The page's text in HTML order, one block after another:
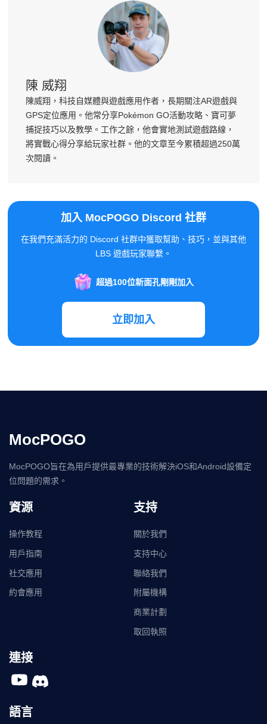
陳 威翔
陳威翔，科技自媒體與遊戲應用作者，長期關注AR遊戲與
GPS定位應用。他常分享Pokémon GO活動攻略、寶可夢
捕捉技巧以及教學。工作之餘，他會實地測試遊戲路線，
將實戰心得分享給玩家社群。他的文章至今累積超過250萬
次閱讀。
加入 MocPOGO Discord 社群
在我們充滿活力的 Discord 社群中獲取幫助、技巧，並與其他
LBS 遊戲玩家聯繫。
超過100位新面孔剛剛加入
立即加入
MocPOGO
MocPOGO旨在為用戶提供最專業的技術解決iOS和Android設備定
位問題的需求。
資源
操作教程
用戶指南
社交應用
約會應用
支持
關於我們
支持中心
聯絡我們
附屬機構
商業計劃
取回執照
連接
語言